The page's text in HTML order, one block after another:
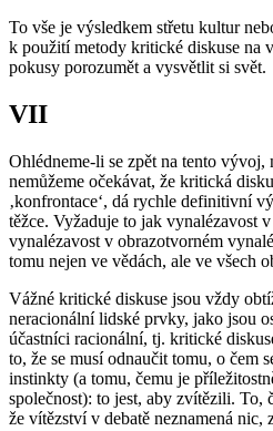
To vše je výsledkem střetu kultur
k použití metody kritické diskuse na
pokusy porozumět a vysvětlit si svět.
VII
Ohlédneme-li se zpět na tento vývoj,
nemůžeme očekávat, že kritická
‚konfrontace‘, dá rychle definitivní
těžce. Vyžaduje to jak vynalézavost
vynalézavost v obrazotvorném
tomu nejen ve vědách, ale ve všech
Vážné kritické diskuse jsou vždy
neracionální lidské prvky, jako jsou
účastníci racionální, tj. kritické
to, že se musí odnaučit tomu, o čem
instinkty (a tomu, čemu je
společnost): to jest, aby zvítězili. To,
že vítězství v debatě neznamená nic,